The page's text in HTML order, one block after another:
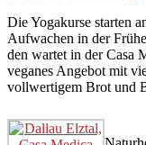
Die Yogakurse starten
Aufwachen in der
den wartet in der Casa
veganes Angebot mit
vollwertigem Brot und